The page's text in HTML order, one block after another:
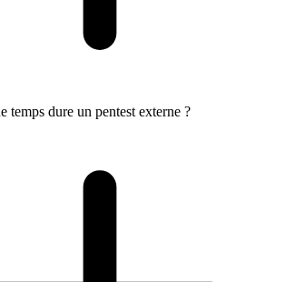
temps dure un pentest externe ?